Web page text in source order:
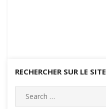
RECHERCHER SUR LE SITE
Search
for: